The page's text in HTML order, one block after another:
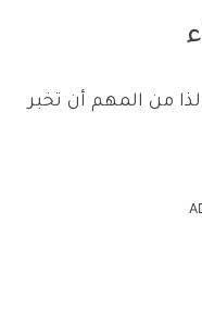
لذا من المهم أن تخبر